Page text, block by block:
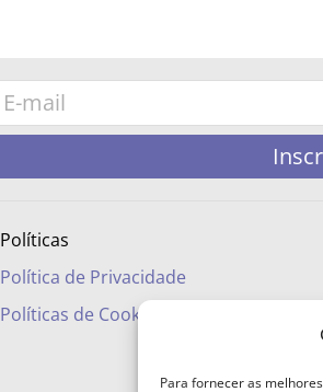
Para fornecer as
Políticas
Política de Privacidade
Políticas de Cookies